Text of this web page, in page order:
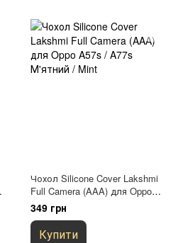
Чохол Silicone Cover Lakshmi
Full Camera (AAA) для Oppo
A57s / A77s М'ятний / Mint
349 грн
Купити